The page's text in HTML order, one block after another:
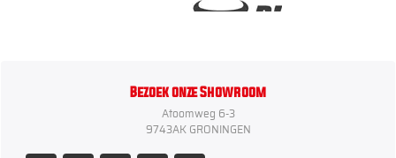
Bezoek onze Showroom
Atoomweg 6-3
9743AK GRONINGEN